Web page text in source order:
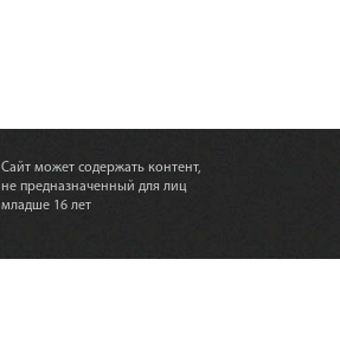
Сайт может содержать контент,
не предназначенный для лиц
младше 16 лет